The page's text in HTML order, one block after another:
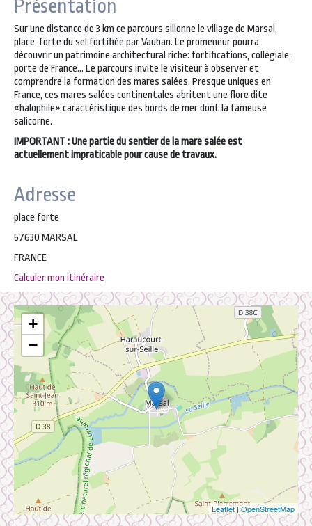
Présentation
Sur une distance de 3 km ce parcours sillonne le village de Marsal,
place-forte du sel fortifiée par Vauban. Le promeneur pourra
découvrir un patrimoine architectural riche: fortifications, collégiale,
porte de France... Le parcours invite le visiteur à observer et
comprendre la formation des mares salées. Presque uniques en
France, ces mares salées continentales abritent une flore dite
«halophile» caractéristique des bords de mer dont la fameuse
salicorne.
IMPORTANT : Une partie du sentier de la mare salée est
actuellement impraticable pour cause de travaux.
Adresse
place forte
57630 MARSAL
FRANCE
Calculer mon itinéraire
+
−
Leaflet|OpenStreetMap